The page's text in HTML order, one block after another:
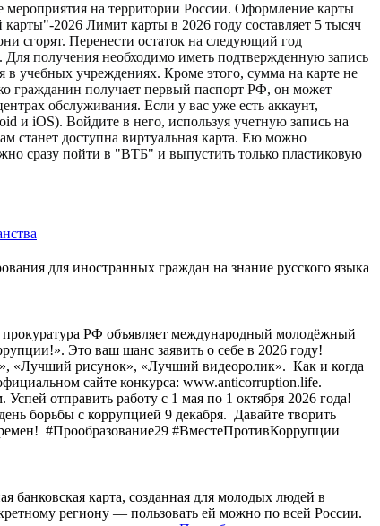
мероприятия на территории России. Оформление карты
2026 Лимит карты в 2026 году составляет 5 тысяч
сгорят. Перенести остаток на следующий год
получения необходимо иметь подтвержденную запись
учебных учреждениях. Кроме этого, сумма на карте не
гражданин получает первый паспорт РФ, он может
обслуживания. Если у вас уже есть аккаунт,
и iOS). Войдите в него, используя учетную запись на
станет доступна виртуальная карта. Ею можно
сразу пойти в "ВТБ" и выпустить только пластиковую
для иностранных граждан на знание русского языка
РФ объявляет международный молодёжный
Это ваш шанс заявить о себе в 2026 году!
«Лучший рисунок», «Лучший видеоролик». ⁣ Как и когда
сайте конкурса: www.anticorruption.life.
отправить работу с 1 мая по 1 октября 2026 года!
борьбы с коррупцией 9 декабря. ⁣ Давайте творить
#Прообразование29 #ВместеПротивКоррупции
банковская карта, созданная для молодых людей в
региону — пользовать ей можно по всей России.